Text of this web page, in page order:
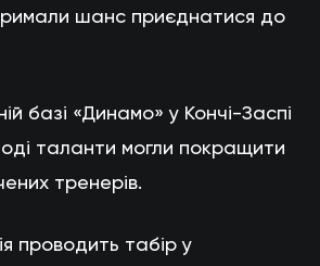
шанс приєднатися до
базі «Динамо» у Кончі-Заспі
таланти могли покращити
тренерів.
проводить табір у